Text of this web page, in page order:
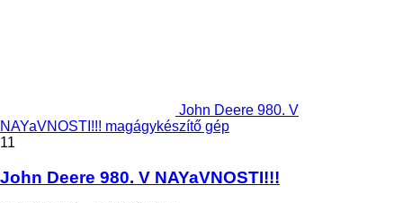
John Deere 980. V
NAYaVNOSTI!!! magágykészítő gép
11
John Deere 980. V NAYaVNOSTI!!!